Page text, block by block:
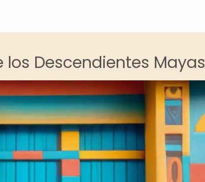
Descendientes Mayas